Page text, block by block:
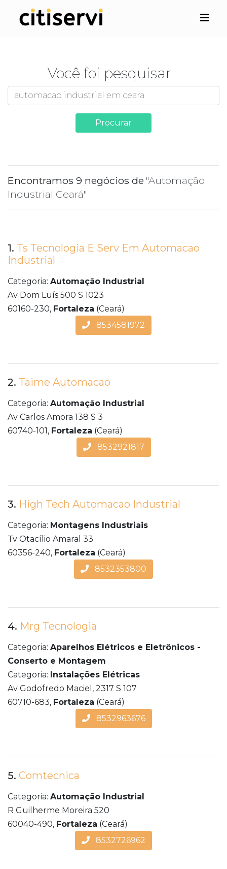
Você foi pesquisar
Procurar
Encontramos 9 negócios de "Automação
Industrial Ceará"
1. Ts Tecnologia E Serv Em Automacao
Industrial
Categoria: Automação Industrial
Av Dom Luís 500 S 1023
60160-230, Fortaleza (Ceará)
8534581972
2. Taime Automacao
Categoria: Automação Industrial
Av Carlos Amora 138 S 3
60740-101, Fortaleza (Ceará)
8532921817
3. High Tech Automacao Industrial
Categoria: Montagens Industriais
Tv Otacílio Amaral 33
60356-240, Fortaleza (Ceará)
8532353800
4. Mrg Tecnologia
Categoria: Aparelhos Elétricos e Eletrônicos -
Conserto e Montagem
Categoria: Instalações Elétricas
Av Godofredo Maciel, 2317 S 107
60710-683, Fortaleza (Ceará)
8532963676
5. Comtecnica
Categoria: Automação Industrial
R Guilherme Moreira 520
60040-490, Fortaleza (Ceará)
8532726962